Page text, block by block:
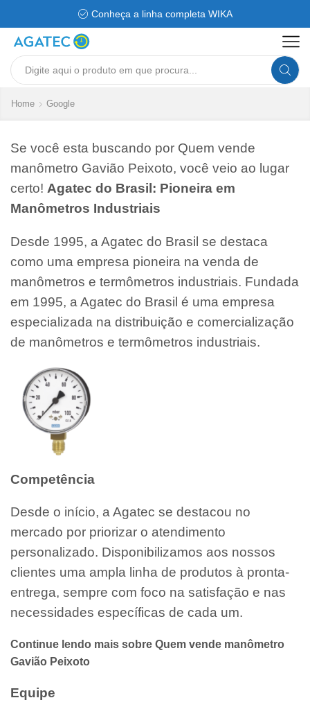
Conheça a linha completa WIKA
Search
Home Google
Se você esta buscando por Quem vende
manômetro Gavião Peixoto, você veio ao lugar
certo! Agatec do Brasil: Pioneira em
Manômetros Industriais
Desde 1995, a Agatec do Brasil se destaca
como uma empresa pioneira na venda de
manômetros e termômetros industriais. Fundada
em 1995, a Agatec do Brasil é uma empresa
especializada na distribuição e comercialização
de manômetros e termômetros industriais.
Competência
Desde o início, a Agatec se destacou no
mercado por priorizar o atendimento
personalizado. Disponibilizamos aos nossos
clientes uma ampla linha de produtos à pronta-
entrega, sempre com foco na satisfação e nas
necessidades específicas de cada um.
Continue lendo mais sobre Quem vende manômetro
Gavião Peixoto
Equipe